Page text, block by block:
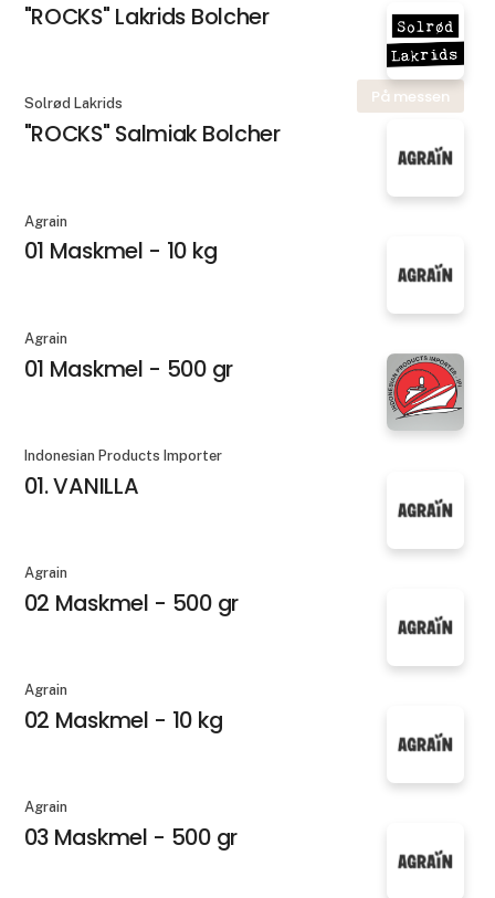
"ROCKS" Lakrids Bolcher
På messen
Solrød Lakrids
"ROCKS" Salmiak Bolcher
Agrain
01 Maskmel - 10 kg
Agrain
01 Maskmel - 500 gr
Indonesian Products Importer
01. VANILLA
Agrain
02 Maskmel - 500 gr
Agrain
02 Maskmel - 10 kg
Agrain
03 Maskmel - 500 gr